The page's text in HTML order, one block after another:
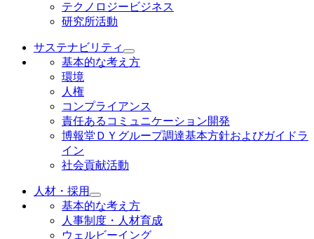
テクノロジービジネス
研究所活動
サステナビリティ
基本的な考え方
環境
人権
コンプライアンス
責任あるコミュニケーション開発
博報堂ＤＹグループ調達基本方針およびガイドラ
イン
社会貢献活動
人材・採用
基本的な考え方
人事制度・人材育成
ウェルビーイング